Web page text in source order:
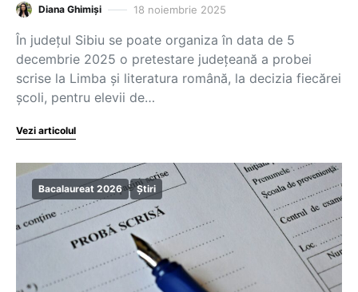
Diana Ghimiși 18 noiembrie 2025
În județul Sibiu se poate organiza în data de 5
decembrie 2025 o pretestare județeană a probei
scrise la Limba și literatura română, la decizia fiecărei
școli, pentru elevii de…
Vezi articolul
Bacalaureat 2026 Știri